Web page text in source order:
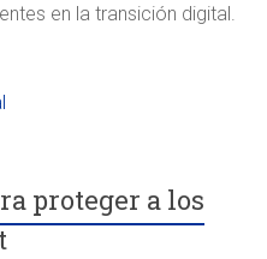
en la transición digital.
proteger a los